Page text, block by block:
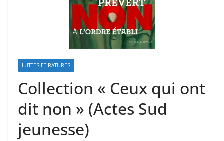
LUTTES-ET-RATURES
Collection « Ceux qui ont
dit non » (Actes Sud
jeunesse)